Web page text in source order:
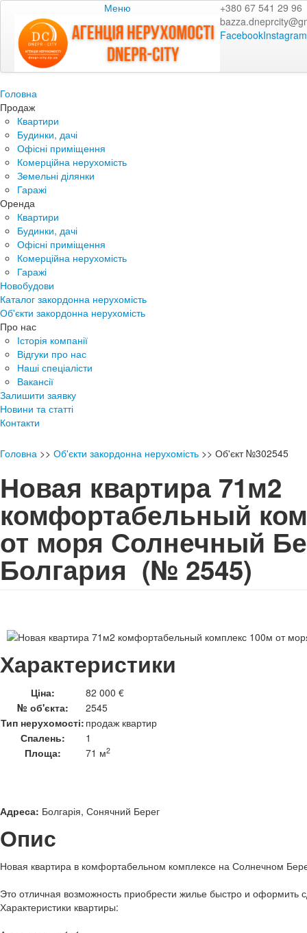
Меню
+380 67 541 29 96
FacebookInstagram
Головна
Продаж
Квартири
Будинки, дачі
Офісні приміщення
Комерційна нерухомість
Земельні ділянки
Гаражі
Оренда
Квартири
Будинки, дачі
Офісні приміщення
Комерційна нерухомість
Гаражі
Новобудови
Каталог закордонна нерухомість
Об'єкти закордонна нерухомість
Про нас
Історія компанії
Відгуки про нас
Наші спеціалісти
Вакансії
Залишити заявку
Новини та статті
Контакти
Головна >> Об'єкти закордонна нерухомість >> Об'єкт №302545
Новая квартира 71м2
комфортабельный
от моря Солнечный
Болгария (№ 2545)
Характеристики
Ціна:
82 000 €
№ об'єкта:
2545
Тип нерухомості: продаж квартир
Спалень:
1
Площа:
71 м2
Адреса: Болгарія, Сонячний Берег
Опис
Новая квартира в комфортабельном комплексе на Солнечном
Это отличная возможность приобрести жилье быстро и оформить
Характеристики квартиры: